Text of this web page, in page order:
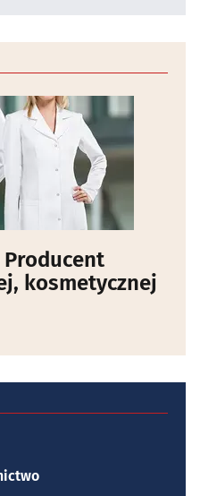
Producent
kosmetycznej